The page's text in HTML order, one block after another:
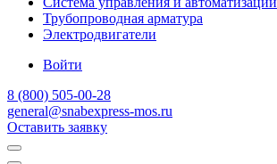
Трубопроводная арматура
Электродвигатели
Войти
8 (800) 505-00-28
general@snabexpress-mos.ru
Оставить заявку